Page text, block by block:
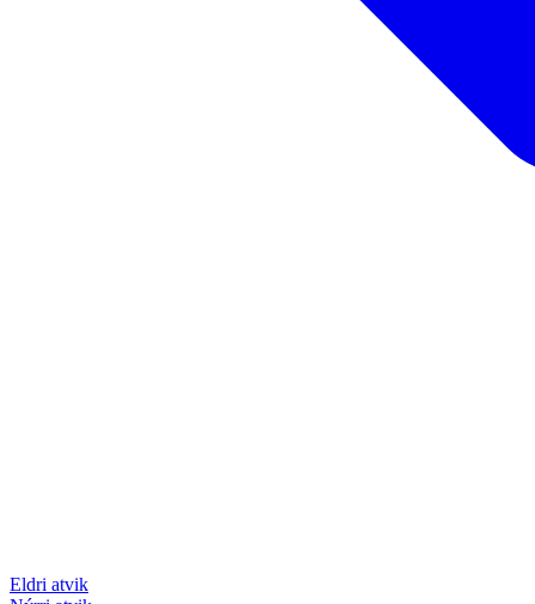
Eldri atvik